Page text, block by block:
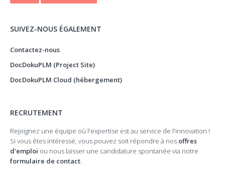
SUIVEZ-NOUS ÉGALEMENT
Contactez-nous
DocDokuPLM (Project Site)
DocDokuPLM Cloud (hébergement)
RECRUTEMENT
Rejoignez une équipe où l'expertise est au service de l'innovation !
Si vous êtes intéressé, vous pouvez soit répondre à nos offres
d'emploi ou nous laisser une candidature spontanée via notre
formulaire de contact.